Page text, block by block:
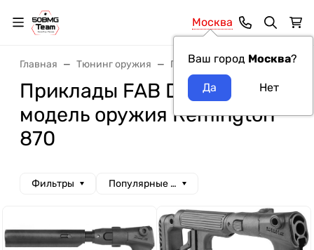
Москва
Ваш город Москва?
Главная Тюнинг оружия Приклады Приклады FAB
Приклады FAB Defense
модель оружия Remington
870
Фильтры Популярные сначала